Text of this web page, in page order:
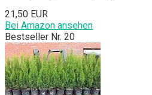
21,50 EUR
Bei Amazon ansehen
Bestseller Nr. 20